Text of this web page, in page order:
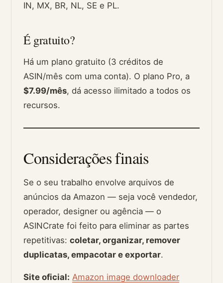
IN, MX, BR, NL, SE e PL.
É gratuito?
Há um plano gratuito (3 créditos de
ASIN/mês com uma conta). O plano Pro, a
$7.99/mês, dá acesso ilimitado a todos os
recursos.
Considerações finais
Se o seu trabalho envolve arquivos de
anúncios da Amazon — seja você vendedor,
operador, designer ou agência — o
ASINCrate foi feito para eliminar as partes
repetitivas:coletar, organizar, remover
duplicatas, empacotar e exportar.
Site oficial: Amazon image downloader